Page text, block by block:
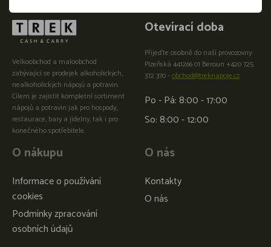
Velkoobchod a maloobchod
zabývající se prodejek alkoholických,
nealkoholických nápojů a potravin.
Cílem je zajistit kompletní sortiment
nápojů a potravin jak pro hospody,
restaurace, bary a jídelny, tak i pro
konečného spotřebitele.
O nákupu
Informace o používání
cookies
Podmínky zpracování
osobních údajů
O nás
Kontakty
O nás
Otevírací doba
Přijeďte osobně do naší provozovny:
Plzeňská 441266 01 Beroun +420 725
372 370 -obchod@treknapoje.cz
Po - Pá: 8:00 - 17:00
So: 8:00 - 12:00